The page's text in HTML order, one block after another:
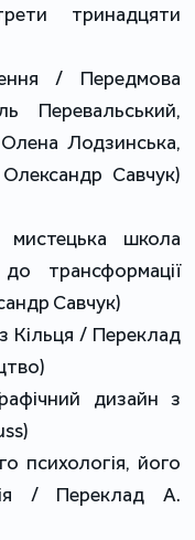
тринадцяти
/ Передмова
Перевальський,
Лодзинська,
Савчук)
школа
трансформації
Савчук)
Кільця / Переклад
дизайн з
психологія, його
/ Переклад А.